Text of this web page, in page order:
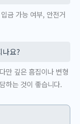
금 가능 여부, 안전거
나요?
만 깊은 흠집이나 변형
하는 것이 좋습니다.